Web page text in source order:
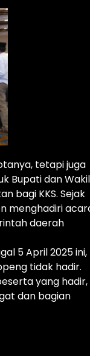
tetapi juga
Bupati dan Wakil
bagi KKS. Sejak
menghadiri
daerah
5 April 2025 ini,
tidak hadir.
yang hadir,
dan bagian